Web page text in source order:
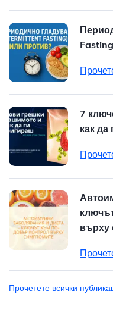
7
как да
върху
Прочетете всички